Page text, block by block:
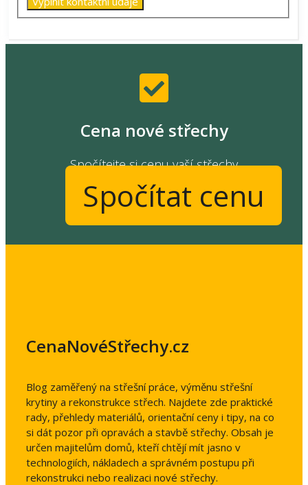
Cena nové střechy
Spočítejte si cenu vaší střechy
Spočítat cenu
CenaNovéStřechy.cz
Blog zaměřený na střešní práce, výměnu střešní
krytiny a rekonstrukce střech. Najdete zde praktické
rady, přehledy materiálů, orientační ceny i tipy, na co
si dát pozor při opravách a stavbě střechy. Obsah je
určen majitelům domů, kteří chtějí mít jasno v
technologiích, nákladech a správném postupu při
rekonstrukci nebo realizaci nové střechy.